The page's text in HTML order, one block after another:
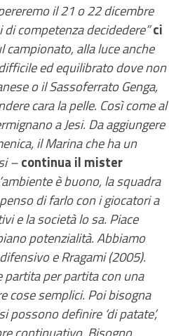
il 21 o 22 dicembre
competenza decidedere”ci
campionato, alla luce anche
ed equilibrato dove non
o il Sassoferrato Genga,
cara la pelle. Così come al
a Jesi. Da aggiungere
il Marina che ha un
–continua il mister
è buono, la squadra
di farlo con i giocatori a
e la società lo sa. Piace
potenzialità. Abbiamo
e Rragami (2005).
per partita con una
cose semplici. Poi bisogna
definire ‘di patate’,